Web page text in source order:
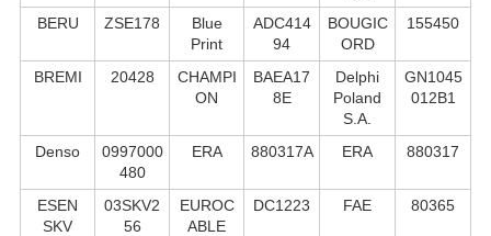
BERU ZSE178
Blue
Print
ADC414
94
BOUGIC
ORD
155450
BREMI 20428
CHAMPI
ON
BAEA17
8E
Delphi
Poland
S.А.
GN1045
012B1
Denso
0997000
480
ERA 880317A ERA 880317
ESEN
SKV
03SKV2
56
EUROC
ABLE
DC1223 FAE 80365